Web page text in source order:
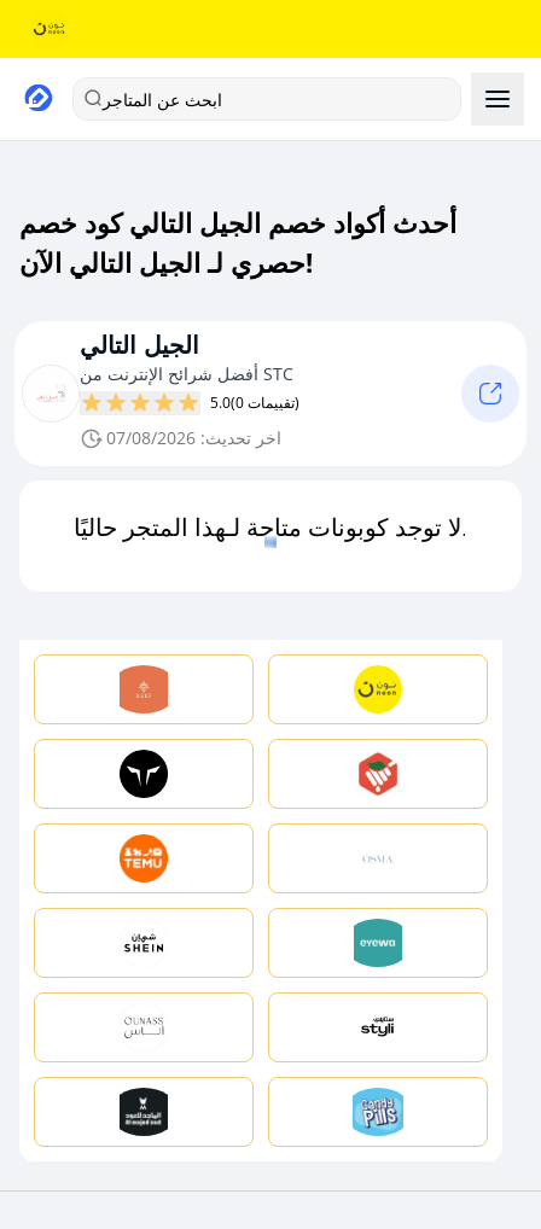
ابحث عن المتاجر
أحدث أكواد خصم الجيل التالي كود خصم
حصري لـ الجيل التالي الآن!
الجيل التالي
أفضل شرائح الإنترنت من STC
5.0 (0 تقييمات)
اخر تحديث: 07/08/2026
لا توجد كوبونات متاحة لـهذا المتجر حاليًا.